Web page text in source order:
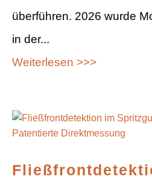
überführen. 2026 wurde
in der...
Weiterlesen >>>